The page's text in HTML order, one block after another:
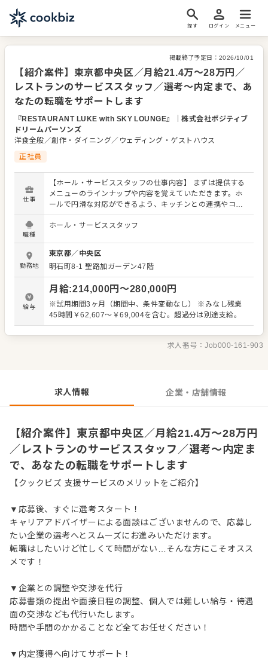
探す ログイン メニュー
掲載終了予定日： 2026/10/01
【紹介案件】東京都中央区／月給21.4万～28万円／
レストランのサービススタッフ／選考～内定まで、あ
なたの転職をサポートします
『RESTAURANT LUKE with SKY LOUNGE』 ｜株式会社ポジティブ
ドリームパーソンズ
洋食全般／創作・ダイニング／ウェディング・ゲストハウス
正社員
仕事
【ホール・サービススタッフの仕事内容】 まずは提供する
メニューのラインナップや内容を覚えていただきます。ホ
ールで円滑な対応ができるよう、キッチンとの連携やコミ
ュニケーションも大切にしてください。 お店の顔として、
お客さまから直接感謝の言葉をいただいたり、改善要求な
ーに共有しながら、よりよいお店づくりを心がけてくださ
い。オペレーション改善などのアイデアも大歓迎です。
【具体的には…】 ・お席へのご案内、オーダーテイク、レ
ジ対応など接客全般 ・ドリンク作り、提供 ・テーブルの片
づけ、清掃 ・予約管理、電話対応 など 入社後はスキルに
合わせた業務からお任せしますので、徐々に仕事の幅を広
げていきましょう。成長をしっかりサポートしますので、
くはステップアップなどもめざせます。
職種
ホール・サービススタッフ
勤務地
東京都／ 中央区
明石町8-1 聖路加ガーデン47階
給与
月給:214,000円〜280,000円
※試用期間3ヶ月（期間中、条件変動なし） ※みなし残業
45時間￥62,607～￥69,004を含む。超過分は別途支給。
求人番号：Job000-161-903
求人情報 企業・店舗情報
【紹介案件】東京都中央区／月給21.4万～28万円
／レストランのサービススタッフ／選考～内定ま
で、あなたの転職をサポートします
【クックビズ 支援サービスのメリットをご紹介】
▼応募後、すぐに選考スタート！
キャリアアドバイザーによる面談はございませんので、応募し
たい企業の選考へとスムーズにお進みいただけます。
転職はしたいけど忙しくて時間がない…そんな方にこそオスス
メです！
▼企業との調整や交渉を代行
応募書類の提出や面接日程の調整、個人では難しい給与・待遇
面の交渉なども代行いたします。
時間や手間のかかることなど全てお任せください！
▼内定獲得へ向けてサポート！